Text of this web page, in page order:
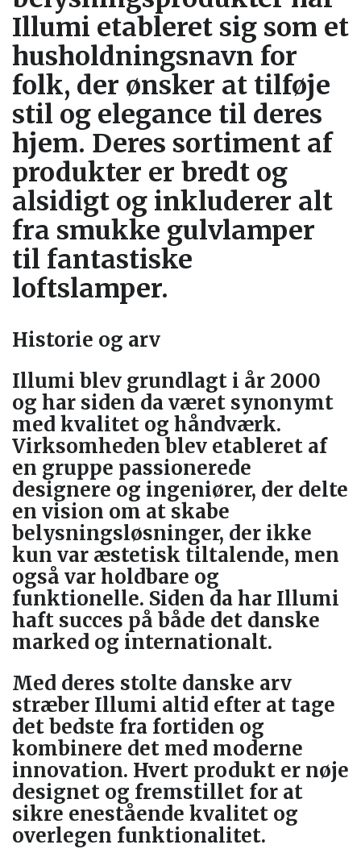
Illumi etableret sig som et
husholdningsnavn for
folk, der ønsker at tilføje
stil og elegance til deres
hjem. Deres sortiment af
produkter er bredt og
alsidigt og inkluderer alt
fra smukke gulvlamper
til fantastiske
loftslamper.
Historie og arv
Illumi blev grundlagt i år 2000
og har siden da været synonymt
med kvalitet og håndværk.
Virksomheden blev etableret af
en gruppe passionerede
designere og ingeniører, der delte
en vision om at skabe
belysningsløsninger, der ikke
kun var æstetisk tiltalende, men
også var holdbare og
funktionelle. Siden da har Illumi
haft succes på både det danske
marked og internationalt.
Med deres stolte danske arv
stræber Illumi altid efter at tage
det bedste fra fortiden og
kombinere det med moderne
innovation. Hvert produkt er nøje
designet og fremstillet for at
sikre enestående kvalitet og
overlegen funktionalitet.